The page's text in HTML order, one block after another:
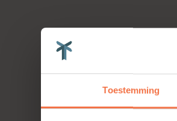
Toestemming